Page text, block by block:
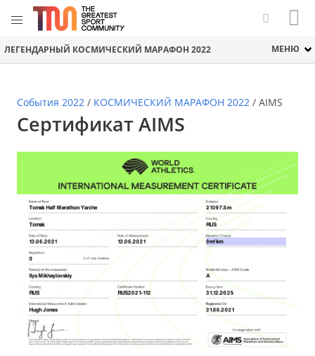
ЛЕГЕНДАРНЫЙ КОСМИЧЕСКИЙ МАРАФОН 2022 МЕНЮ
События 2022 / КОСМИЧЕСКИЙ МАРАФОН 2022 / AIMS
Сертификат AIMS